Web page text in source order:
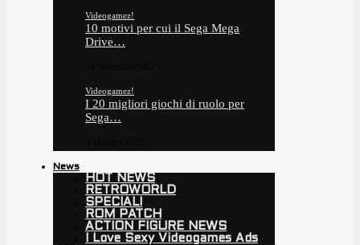
Videogamez!
10 motivi per cui il Sega Mega
Drive…
Videogamez!
I 20 migliori giochi di ruolo per
Sega…
News
HOT NEWS
RETROWORLD
SPECIALI
ROM PATCH
ACTION FIGURE NEWS
I Love Sexy Videogames Ads